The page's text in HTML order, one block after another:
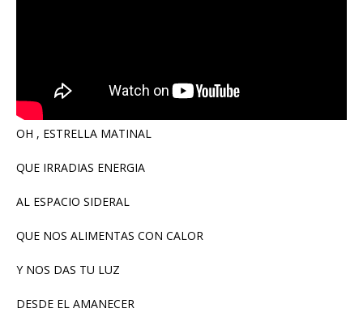
OH , ESTRELLA MATINAL
QUE IRRADIAS ENERGIA
AL ESPACIO SIDERAL
QUE NOS ALIMENTAS CON CALOR
Y NOS DAS TU LUZ
DESDE EL AMANECER